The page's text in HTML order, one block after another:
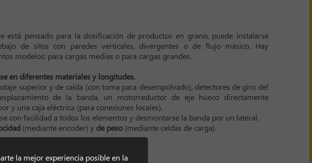
está pensado para la dosificación de productos en grano, puede instalarse
de silos con paredes verticales, divergentes o de flujo másico. Hay
modelos: para cargas medias o para cargas grandes.
en diferentes materiales y longitudes.
superior y de caída (con toma para desempolvado), detectores de giro del
de la banda, un motorreductor de eje hueco directamente
y una caja eléctrica (para conexiones locales).
con facilidad a todos los elementos y desmontarse la banda por un lateral.
(mediante encoder) y de peso (mediante celdas de carga).
INFORMACIÓN
la mejor experiencia posible en la